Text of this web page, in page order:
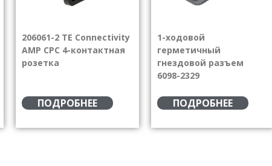
206061-2 TE Connectivity
AMP CPC 4-контактная
розетка
ПОДРОБНЕЕ
1-ходовой
герметичный
гнездовой разъем
6098-2329
ПОДРОБНЕЕ